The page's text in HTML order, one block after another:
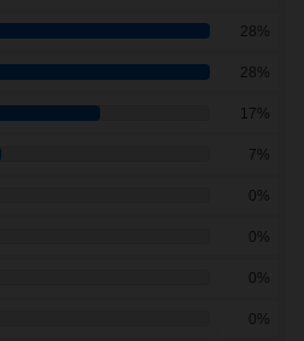
28%
28%
17%
7%
0%
0%
0%
0%